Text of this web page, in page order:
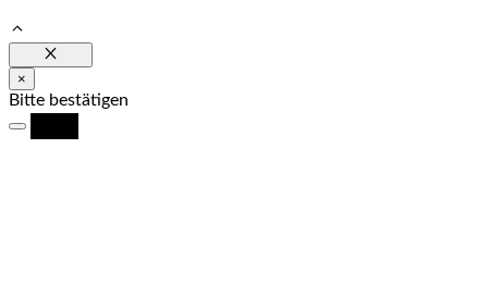
Schließen
×
Bitte bestätigen